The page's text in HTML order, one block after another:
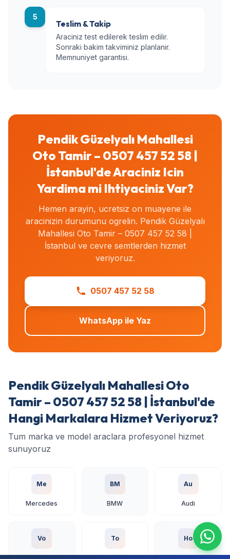
5
Teslim & Takip
Araciniz test edilerek teslim edilir.
Sonraki bakim takviminiz planlanir.
Memnuniyet garantisi.
Pendik Güzelyalı Mahallesi
Oto Tamir – 0507 457 52 58 |
İstanbul'de Araciniz Icin
Yardima mi Ihtiyaciniz Var?
Hemen arayin, ucretsiz on muayene ile
aracinizin durumunu ogrelin. Pendik Güzelyalı
Mahallesi Oto Tamir – 0507 457 52 58 |
İstanbul ve cevre semtlerden hizmet
veriyoruz.
0507 457 52 58
WhatsApp ile Yaz
Pendik Güzelyalı Mahallesi Oto
Tamir – 0507 457 52 58 | İstanbul'de
Hangi Markalara Hizmet Veriyoruz?
Tum marka ve model araclara profesyonel hizmet
sunuyoruz
Me
Mercedes
BM
BMW
Au
Audi
Vo To Ho